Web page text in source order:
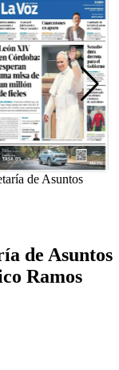
de Asuntos
de Asuntos
Ramos